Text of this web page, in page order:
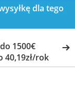
dla tego
1500€
40,19zł/rok